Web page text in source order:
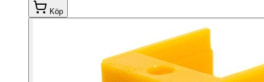
Köp